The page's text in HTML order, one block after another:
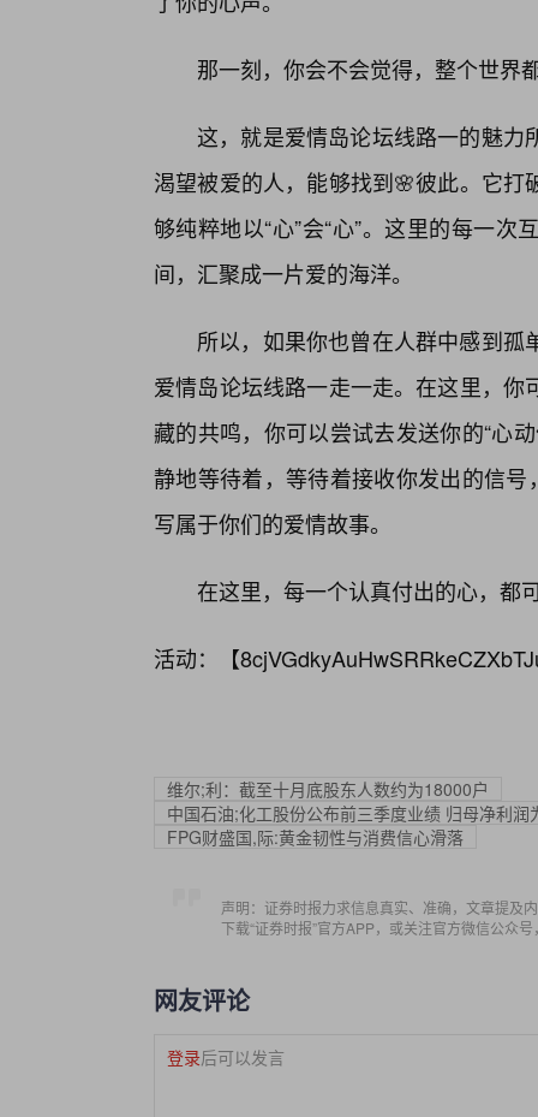
那一刻，你会不会觉得，整个世界
这，就是爱情岛论坛线路一的魅
渴望被爱的人，能够找到🌸彼此。它
够纯粹地以“心”会“心”。这里的每一
间，汇聚成一片爱的海洋。
所以，如果你也曾在人群中感到
爱情岛论坛线路一走一走。在这里，
藏的共鸣，你可以尝试去发送你的“心
静地等待着，等待着接收你发出的信
写属于你们的爱情故事。
在这里，每一个认真付出的心，都
活动：【
维尔;利：截至十月底股东人数约为18000户
中国石油;化工股份公布前三季度业绩 归母净利
FPG财盛国,际:黄金韧性与消费信心滑落
声明：证券时报力求信息真实、准确，文章提及
下载“证券时报”官方APP，或关注官方微信公众
网友评论
登录后可以发言